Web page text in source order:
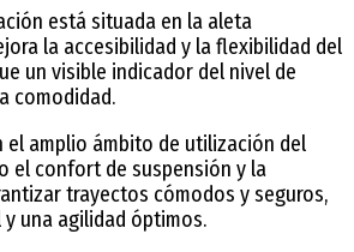
está situada en la aleta
la accesibilidad y la flexibilidad del
un visible indicador del nivel de
comodidad.
el amplio ámbito de utilización del
el confort de suspensión y la
trayectos cómodos y seguros,
una agilidad óptimos.